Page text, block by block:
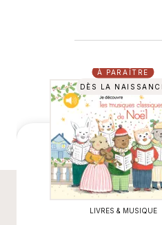
À PARAÎTRE
DÈS LA
LIVRES & MUSIQUE